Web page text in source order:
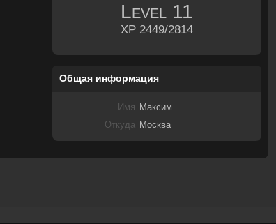
Level 11
XP 2449/2814
Общая информация
Имя
Максим
Откуда Москва